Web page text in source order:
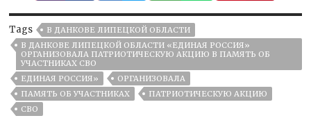
Tags
В ДАНКОВЕ ЛИПЕЦКОЙ ОБЛАСТИ
В ДАНКОВЕ ЛИПЕЦКОЙ ОБЛАСТИ «ЕДИНАЯ РОССИЯ»
ОРГАНИЗОВАЛА ПАТРИОТИЧЕСКУЮ АКЦИЮ В ПАМЯТЬ ОБ
УЧАСТНИКАХ СВО
ЕДИНАЯ РОССИЯ»
ОРГАНИЗОВАЛА
ПАМЯТЬ ОБ УЧАСТНИКАХ
ПАТРИОТИЧЕСКУЮ АКЦИЮ
СВО